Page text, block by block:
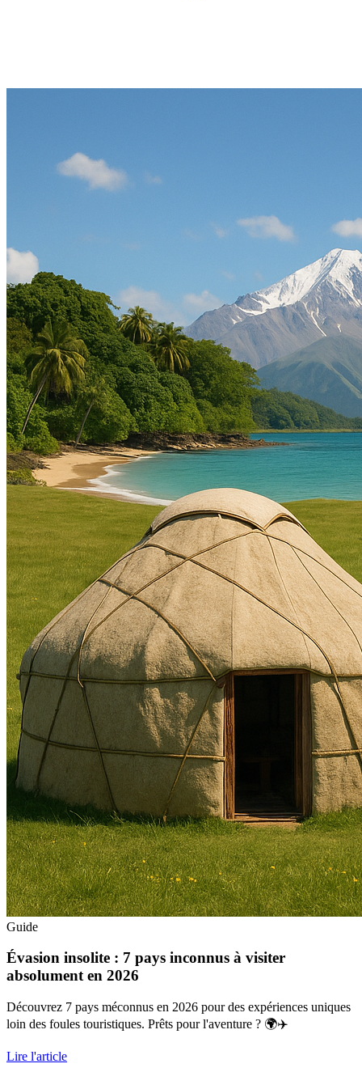
Guide
Évasion insolite : 7 pays inconnus à visiter
absolument en 2026
Découvrez 7 pays méconnus en 2026 pour des expériences uniques
loin des foules touristiques. Prêts pour l'aventure ? 🌍✈️
Lire l'article